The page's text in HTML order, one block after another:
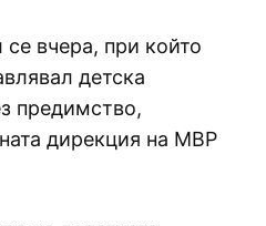
вчера, при който
детска
предимство,
дирекция на МВР